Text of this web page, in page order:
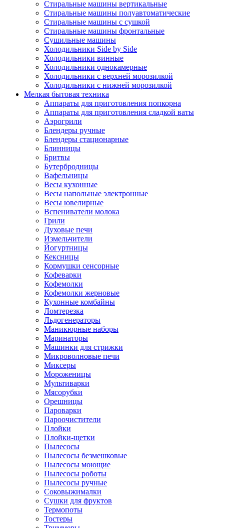
Стиральные машины вертикальные
Стиральные машины полуавтоматические
Стиральные машины с сушкой
Стиральные машины фронтальные
Сушильные машины
Холодильники Side by Side
Холодильники винные
Холодильники однокамерные
Холодильники с верхней морозилкой
Холодильники с нижней морозилкой
Мелкая бытовая техника
Аппараты для приготовления попкорна
Аппараты для приготовления сладкой ваты
Аэрогрили
Блендеры ручные
Блендеры стационарные
Блинницы
Бритвы
Бутербродницы
Вафельницы
Весы кухонные
Весы напольные электронные
Весы ювелирные
Вспениватели молока
Грили
Духовые печи
Измельчители
Йогуртницы
Кексницы
Кормушки сенсорные
Кофеварки
Кофемолки
Кофемолки жерновые
Кухонные комбайны
Ломтерезка
Льдогенераторы
Маникюрные наборы
Маринаторы
Машинки для стрижки
Микроволновые печи
Миксеры
Мороженицы
Мультиварки
Мясорубки
Орешницы
Пароварки
Пароочистители
Плойки
Плойки-щетки
Пылесосы
Пылесосы безмешковые
Пылесосы моющие
Пылесосы роботы
Пылесосы ручные
Соковыжималки
Сушки для фруктов
Термопоты
Тостеры